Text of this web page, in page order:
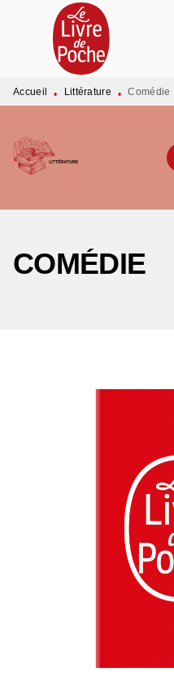
MENU RECHERCHE
PIED DE PAGE
Accueil • Littérature • Comédie
COMÉDIE